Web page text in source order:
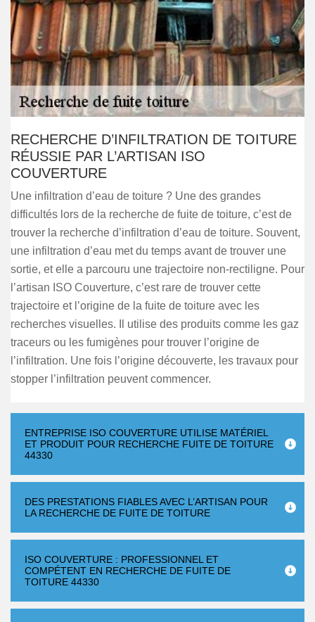
RECHERCHE D’INFILTRATION DE TOITURE
RÉUSSIE PAR L’ARTISAN ISO
COUVERTURE
Une infiltration d’eau de toiture ? Une des grandes
difficultés lors de la recherche de fuite de toiture, c’est de
trouver la recherche d’infiltration d’eau de toiture. Souvent,
une infiltration d’eau met du temps avant de trouver une
sortie, et elle a parcouru une trajectoire non-rectiligne. Pour
l’artisan ISO Couverture, c’est rare de trouver cette
trajectoire et l’origine de la fuite de toiture avec les
recherches visuelles. Il utilise des produits comme les gaz
traceurs ou les fumigènes pour trouver l’origine de
l’infiltration. Une fois l’origine découverte, les travaux pour
stopper l’infiltration peuvent commencer.
ENTREPRISE ISO COUVERTURE UTILISE MATÉRIEL
ET PRODUIT POUR RECHERCHE FUITE DE TOITURE
44330
DES PRESTATIONS FIABLES AVEC L’ARTISAN POUR
LA RECHERCHE DE FUITE DE TOITURE
ISO COUVERTURE : PROFESSIONNEL ET
COMPÉTENT EN RECHERCHE DE FUITE DE
TOITURE 44330